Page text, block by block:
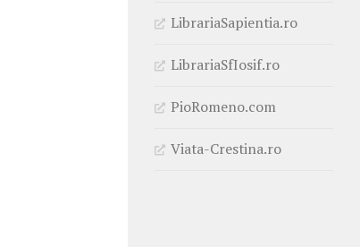
LibrariaSapientia.ro
LibrariaSfIosif.ro
PioRomeno.com
Viata-Crestina.ro